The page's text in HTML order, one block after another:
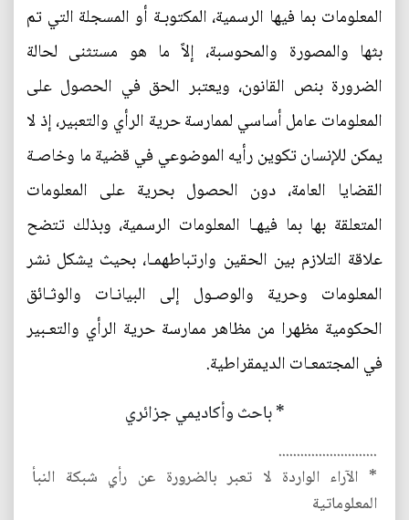
المعلومات بما فيها الرسمية، المكتوبـة أو المسجلة التي تم
بثها والمصورة والمحوسبة، إلاً ما هو مستثنى لحالة
الضرورة بنص القانون، ويعتبر الحق في الحصول على
المعلومات عامل أساسي لممارسة حرية الرأي والتعبير، إذ لا
يمكن للإنسان تكوين رأيه الموضوعي في قضية ما وخاصـة
القضايا العامة، دون الحصول بحرية على المعلومات
المتعلقة بها بما فيهـا المعلومات الرسمية، وبذلك تتضح
علاقة التلازم بين الحقين وارتباطهمـا، بحيث يشكل نشر
المعلومات وحرية والوصـول إلى البيانـات والوثـائق
الحكومية مظهرا من مظاهر ممارسة حرية الرأي والتعـبير
في المجتمعـات الديمقراطية.
* باحث وأكاديمي جزائري
...........................
* الآراء الواردة لا تعبر بالضرورة عن رأي شبكة النبأ
المعلوماتية